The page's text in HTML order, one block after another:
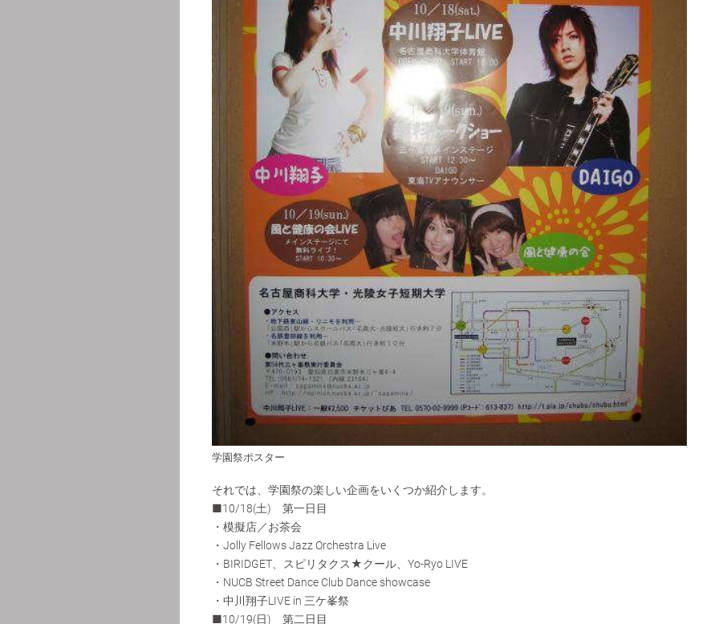
学園祭ポスター
それでは、学園祭の楽しい企画をいくつか紹介します。
■10/18(土) 第一日目
・模擬店／お茶会
・Jolly Fellows Jazz Orchestra Live
・BIRIDGET、スピリタクス★クール、Yo-Ryo LIVE
・NUCB Street Dance Club Dance showcase
・中川翔子LIVE in 三ケ峯祭
■10/19(日) 第二日目